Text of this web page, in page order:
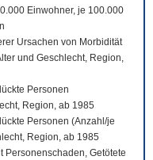
Einwohner, je 100.000
Ursachen von Morbidität
und Geschlecht, Region,
Personen
Region, ab 1985
Personen (Anzahl/je
Region, ab 1985
Personenschaden, Getötete